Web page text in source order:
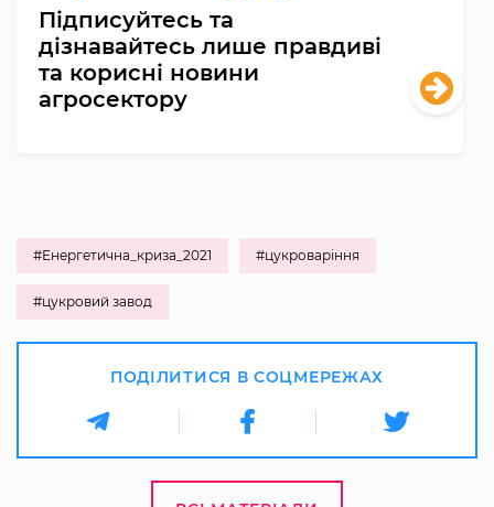
Підписуйтесь та
дізнавайтесь лише правдиві
та корисні новини
агросектору
#Енергетична_криза_2021 #цукроваріння
#цукровий завод
ПОДІЛИТИСЯ В СОЦМЕРЕЖАХ